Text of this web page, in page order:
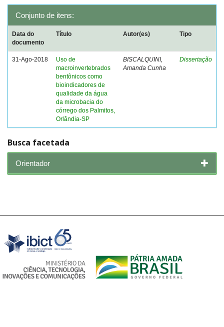
Conjunto de itens:
Data do
documento
Título Autor(es) Tipo
31-Ago-2018
Uso de
macroinvertebrados
bentônicos como
bioindicadores de
qualidade da água
da microbacia do
córrego dos Palmitos,
Orlândia-SP
BISCALQUINI,
Amanda Cunha
Dissertação
Busca facetada
Orientador